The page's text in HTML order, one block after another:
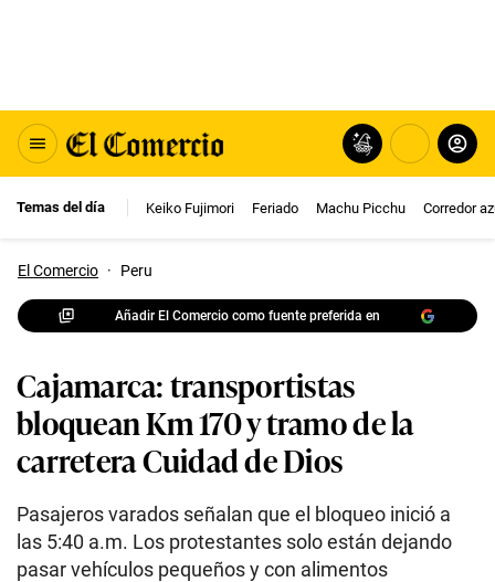
Temas del día Keiko Fujimori Feriado Machu Picchu Corredor
El Comercio · Peru
Añadir El Comercio como fuente preferida en
Cajamarca: transportistas
bloquean Km 170 y tramo de la
carretera Cuidad de Dios
Pasajeros varados señalan que el bloqueo inició a
las 5:40 a.m. Los protestantes solo están dejando
pasar vehículos pequeños y con alimentos